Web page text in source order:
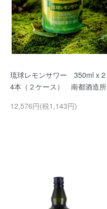
琉球レモンサワー 350ml x 2
4本（２ケース） 南都酒造所
12,576円(税1,143円)